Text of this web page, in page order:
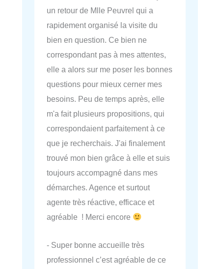
un retour de Mlle Peuvrel qui a
rapidement organisé la visite du
bien en question. Ce bien ne
correspondant pas à mes attentes,
elle a alors sur me poser les bonnes
questions pour mieux cerner mes
besoins. Peu de temps après, elle
m'a fait plusieurs propositions, qui
correspondaient parfaitement à ce
que je recherchais. J'ai finalement
trouvé mon bien grâce à elle et suis
toujours accompagné dans mes
démarches. Agence et surtout
agente très réactive, efficace et
agréable ! Merci encore
- Super bonne accueille très
professionnel c’est agréable de ce